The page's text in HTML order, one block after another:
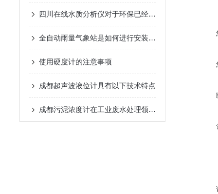
四川在线水质分析仪对于环保已经刻不容缓
全自动雨量气象站是如何进行安装的呢？不妨看看下文！
使用硬度计的注意事项
成都超声波液位计具有以下技术特点
成都污泥浓度计在工业废水处理领域中的作用